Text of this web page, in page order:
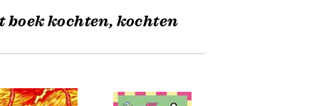
boek kochten, kochten